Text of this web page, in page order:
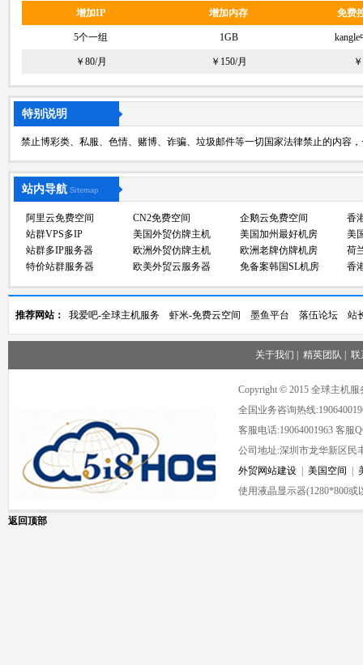
增加IP
5个一组
￥80/月
增加内存
1GB
￥150/月
免费
特别说明
禁止博彩类、私服、色情、赌博、诈骗、垃圾邮件等一切国家法律禁止的内容
站内导航 Sitemap
阿里云免费空间 CN2免费空间 企鹅云免费空间
香
站群VPS多IP
美国外贸仿牌主机 美国加州最好机房
美
站群多IP服务器
欧洲外贸仿牌主机 欧洲老牌仿牌机房
荷
特价站群服务器
欧美外贸云服务器 免备案韩国SL机房 香
推荐网站： 我爱吧-全球主机服务 虾米-免费云空间 墨鱼平台 落伍论坛 站
关于我们 精英团队 联
Copyright © 2015 全球主机
全国业务咨询热线
客服电话:19064001963 客服
公司地址:深圳市龙华新区民
外贸网站建设
美国空间
使用液晶显示器(1280*800
返回顶部